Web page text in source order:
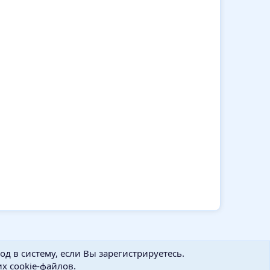
в систему, если Вы зарегистрируетесь.
cookie-файлов.